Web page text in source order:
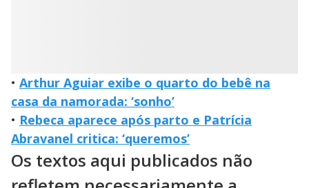
• Arthur Aguiar exibe o quarto do bebê na
casa da namorada: ‘sonho’
• Rebeca aparece após parto e Patrícia
Abravanel critica: ‘queremos’
Os textos aqui publicados não